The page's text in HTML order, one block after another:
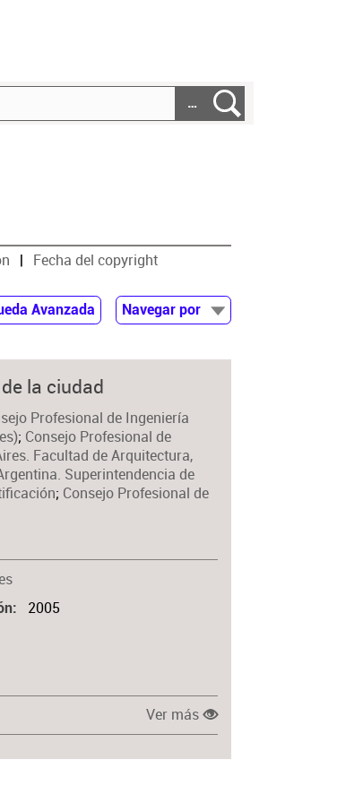
…
Fecha del copyright
Avanzada
Navegar por
Materia
la ciudad
Profesional de Ingeniería
; Consejo Profesional de
Facultad de Arquitectura,
Superintendencia de
; Consejo Profesional de
2005
Ver más